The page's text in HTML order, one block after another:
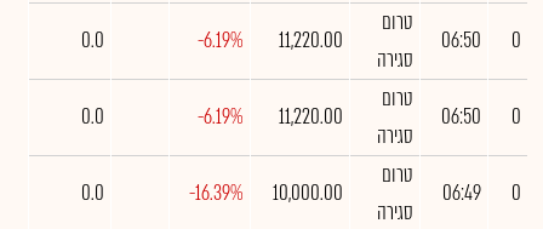
0
06:50
טרום
סגירה
11,220.00
-6.19%
0.0
0
06:50
טרום
סגירה
11,220.00
-6.19%
0.0
0
06:49
טרום
סגירה
10,000.00
-16.39%
0.0